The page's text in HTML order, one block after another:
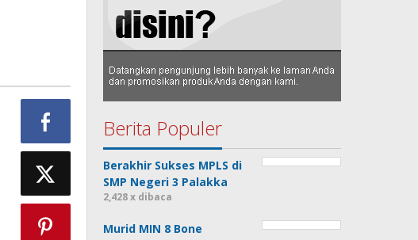
Berita Populer
Berakhir Sukses MPLS di
SMP Negeri 3 Palakka
2,428 x dibaca
Murid MIN 8 Bone